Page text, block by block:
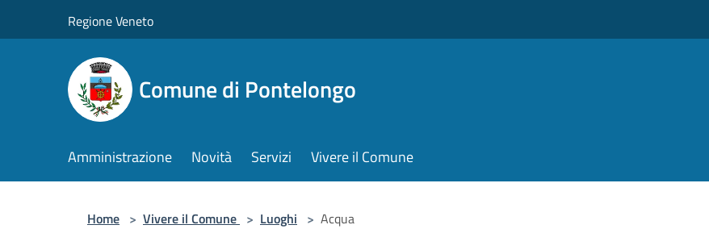
Regione Veneto
Comune di Pontelongo
Amministrazione Novità Servizi Vivere il Comune
Home > Vivere il Comune > Luoghi > Acqua